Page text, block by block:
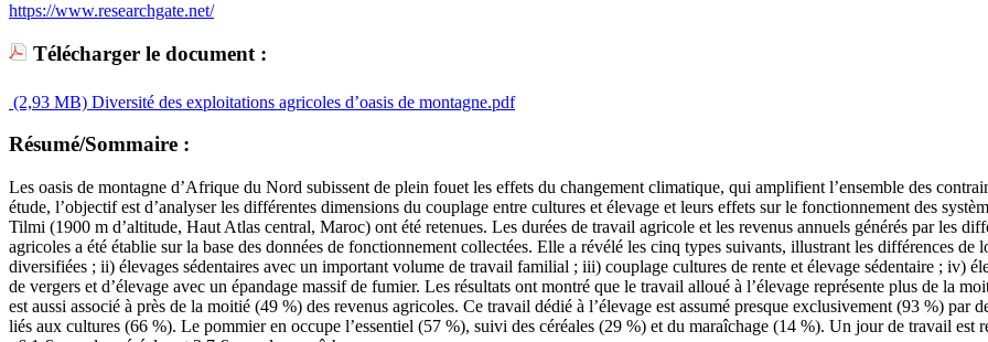
https://www.researchgate.net/
Télécharger le document :
(2,93 MB) Diversité des exploitations agricoles d’oasis de montagne.pdf
Résumé/Sommaire :
Les oasis de montagne d’Afrique du Nord subissent de plein fouet les effets du changement climatique, qui amplifient l’ensemble des
étude, l’objectif est d’analyser les différentes dimensions du couplage entre cultures et élevage et leurs effets sur le fonctionnement des
Tilmi (1900 m d’altitude, Haut Atlas central, Maroc) ont été retenues. Les durées de travail agricole et les revenus annuels générés par les
agricoles a été établie sur la base des données de fonctionnement collectées. Elle a révélé les cinq types suivants, illustrant les différences
diversifiées ; ii) élevages sédentaires avec un important volume de travail familial ; iii) couplage cultures de rente et élevage sédentaire ; iv)
de vergers et d’élevage avec un épandage massif de fumier. Les résultats ont montré que le travail alloué à l’élevage représente plus de la
est aussi associé à près de la moitié (49 %) des revenus agricoles. Ce travail dédié à l’élevage est assumé presque exclusivement (93 %)
liés aux cultures (66 %). Le pommier en occupe l’essentiel (57 %), suivi des céréales (29 %) et du maraîchage (14 %). Un jour de travail